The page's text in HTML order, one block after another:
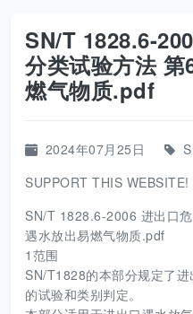
SN/T 1828.6-
分类试验方法
燃气物质.pdf
2024年07月25日
SUPPORT THIS WEBSITE!
SN/T 1828.6-2006 进出口
遇水放出易燃气物质.pdf
1范围
SN/T1828的本部分规定了
的试验和类别判定。